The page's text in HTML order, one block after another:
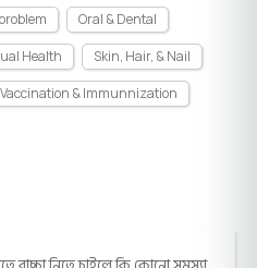
Oral & Dental
Health
Skin, Hair, & Nail
Vaccination & Immunnization